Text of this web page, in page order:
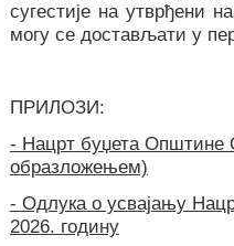
сугестије на утврђени
могу се достављати у
ПРИЛОЗИ:
- Нацрт буџета Општине
образложењем)
- Одлука о усвајању
2026. годину